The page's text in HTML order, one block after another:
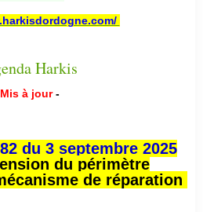
Mis à jour -
du 3 septembre 2025
du périmètre
de réparation